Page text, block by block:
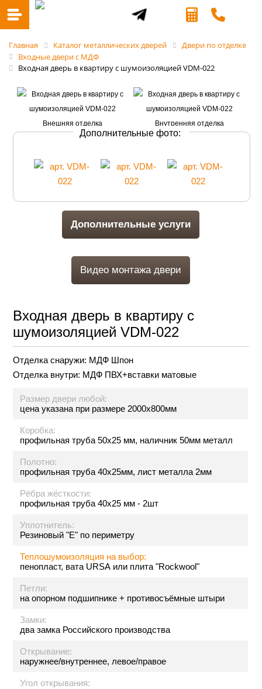
Главная Каталог металлических дверей
Двери по отделке
Входные двери с МДФ
Входная дверь в квартиру с шумоизоляцией VDM-022
Дополнительные фото:
Дополнительные услуги
Видео монтажа двери
Входная дверь в квартиру с
шумоизоляцией VDM-022
Отделка снаружи: МДФ Шпон
Отделка внутри: МДФ ПВХ+вставки матовые
Размер двери любой:
цена указана при размере 2000х800мм
Коробка:
профильная труба 50х25 мм, наличник 50мм металл
Полотно:
профильная труба 40х25мм, лист металла 2мм
Рёбра жёсткости:
профильная труба 40х25 мм - 2шт
Уплотнитель:
Резиновый "Е" по периметру
Теплошумоизоляция на выбор:
пенопласт, вата URSA или плита "Rockwool"
Петли:
на опорном подшипнике + противосъёмные штыри
Замки:
два замка Российского производства
Открывание:
наружнее/внутреннее, левое/правое
Угол открывания: